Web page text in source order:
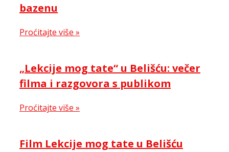
bazenu
Proćitajte više »
„Lekcije mog tate“ u Belišću: večer
filma i razgovora s publikom
Proćitajte više »
Film Lekcije mog tate u Belišću